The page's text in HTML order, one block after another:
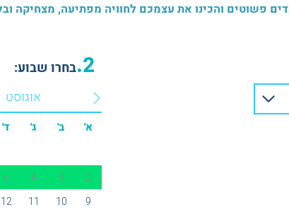
2. בחרו שבוע:
אוגוסט
א' ב' ג' ד'
2
3
4
5
9
10
11
12